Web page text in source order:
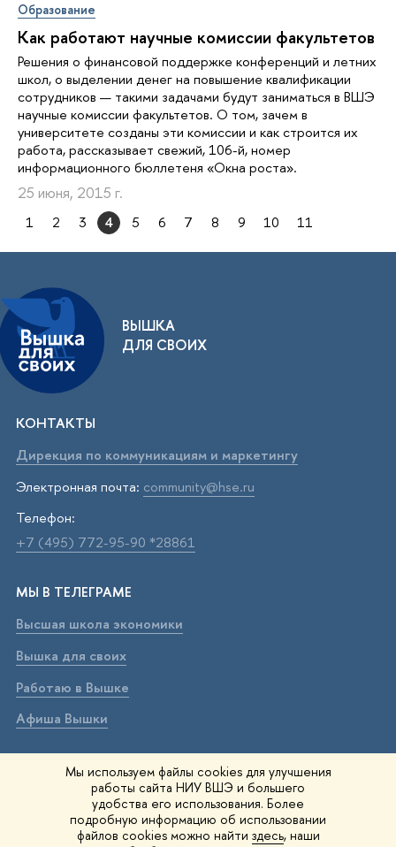
Мы используем файлы cookies для улучшения
работы сайта НИУ ВШЭ и большего
удобства его использования. Более
подробную информацию об использовании
файлов cookies можно найти здесь, наши
Образование
Как работают научные комиссии факультетов
Решения о финансовой поддержке конференций и летних
школ, о выделении денег на повышение квалификации
сотрудников — такими задачами будут заниматься в ВШЭ
научные комиссии факультетов. О том, зачем в
университете созданы эти комиссии и как строится их
работа, рассказывает свежий, 106-й, номер
информационного бюллетеня «Окна роста».
25 июня, 2015 г.
1 2 3 4 5 6 7 8 9 10 11
ВЫШКА
ДЛЯ СВОИХ
КОНТАКТЫ
Дирекция по коммуникациям и маркетингу
Электронная почта: community@hse.ru
Телефон:
+7 (495) 772-95-90 *28861
МЫ В ТЕЛЕГРАМЕ
Высшая школа экономики
Вышка для своих
Работаю в Вышке
Афиша Вышки
ВЫШКА В МАХ
Высшая школа экономики
Вышка для своих